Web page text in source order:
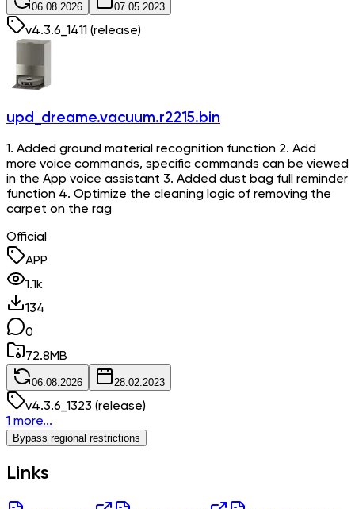
06.08.2026 07.05.2023
v4.3.6_1411 (release)
upd_dreame.vacuum.r2215.bin
1. Added ground material recognition function 2. Add
more voice commands, specific commands can be viewed
in the App voice assistant 3. Added dust bag full reminder
function 4. Optimize the cleaning logic of removing the
carpet on the rag
Official
APP
1.1k
134
0
72.8MB
06.08.2026 28.02.2023
v4.3.6_1323 (release)
1 more...
Bypass regional restrictions
Links